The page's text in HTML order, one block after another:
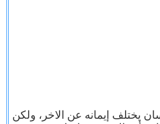
يختلف إيمانه عن الاخر، ولكن